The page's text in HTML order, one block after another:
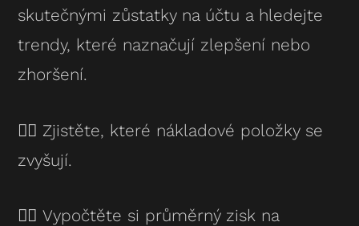
skutečnými zůstatky na účtu a hledejte
trendy, které naznačují zlepšení nebo
zhoršení.
👉🏻 Zjistěte, které nákladové položky se
zvyšují.
👉🏻 Vypočtěte si průměrný zisk na